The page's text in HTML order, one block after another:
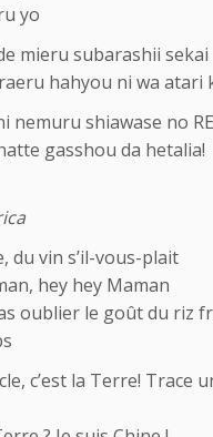
yo
mieru subarashii sekai
hahyou ni wa atari
nemuru shiawase no
gasshou da hetalia!
du vin s’il-vous-plait
hey hey Maman
oublier le goût du riz
c’est la Terre! Trace